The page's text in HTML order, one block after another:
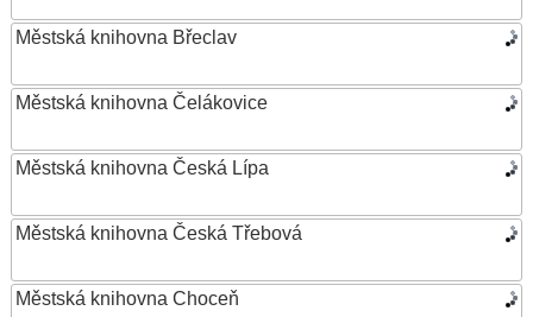
Městská knihovna Břeclav
Městská knihovna Čelákovice
Městská knihovna Česká Lípa
Městská knihovna Česká Třebová
Městská knihovna Choceň